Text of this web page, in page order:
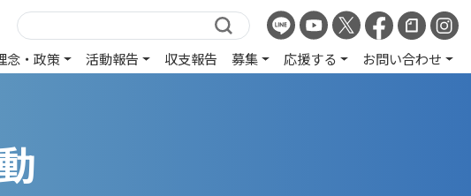
念・政策 活動報告 収支報告 募集 応援する お問い合わせ